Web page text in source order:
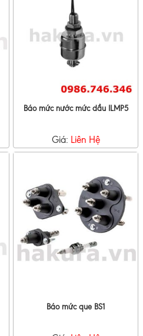
Báo mức nước mức dầu ILMP5
Giá: Liên Hệ
Báo mức que BS1